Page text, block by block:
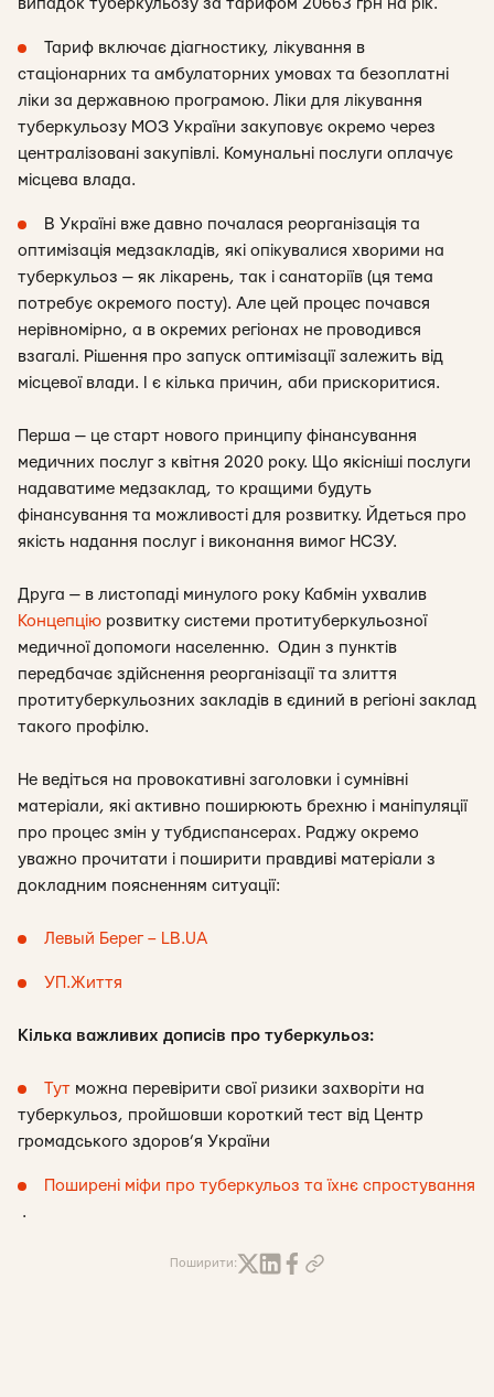
випадок туберкульозу за тарифом 20663 грн на рік.
Тариф включає діагностику, лікування в
стаціонарних та амбулаторних умовах та безоплатні
ліки за державною програмою. Ліки для лікування
туберкульозу МОЗ України закуповує окремо через
централізовані закупівлі. Комунальні послуги оплачує
місцева влада.
В Україні вже давно почалася реорганізація та
оптимізація медзакладів, які опікувалися хворими на
туберкульоз — як лікарень, так і санаторіїв (ця тема
потребує окремого посту). Але цей процес почався
нерівномірно, а в окремих регіонах не проводився
взагалі. Рішення про запуск оптимізації залежить від
місцевої влади. І є кілька причин, аби прискоритися.
Перша — це старт нового принципу фінансування
медичних послуг з квітня 2020 року. Що якісніші послуги
надаватиме медзаклад, то кращими будуть
фінансування та можливості для розвитку. Йдеться про
якість надання послуг і виконання вимог НСЗУ.
Друга — в листопаді минулого року Кабмін ухвалив
Концепцію розвитку системи протитуберкульозної
медичної допомоги населенню. Один з пунктів
передбачає здійснення реорганізації та злиття
протитуберкульозних закладів в єдиний в регіоні заклад
такого профілю.
Не ведіться на провокативні заголовки і сумнівні
матеріали, які активно поширюють брехню і маніпуляції
про процес змін у тубдиспансерах. Раджу окремо
уважно прочитати і поширити правдиві матеріали з
докладним поясненням ситуації:
Левый Берег – LB.UA
УП.Життя
Кілька важливих дописів про туберкульоз:
Тут можна перевірити свої ризики захворіти на
туберкульоз, пройшовши короткий тест від Центр
громадського здоров’я України
Поширені міфи про туберкульоз та їхнє спростування
.
Поширити: